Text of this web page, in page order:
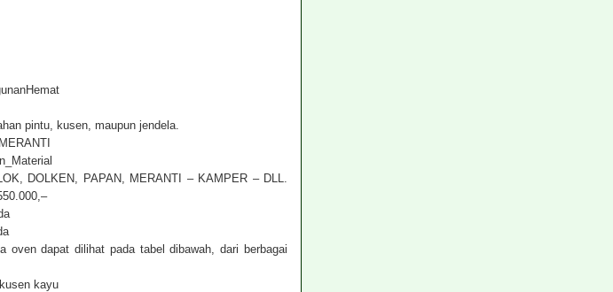
pintu, kusen, maupun jendela.
DOLKEN, PAPAN, MERANTI – KAMPER – DLL.
dapat dilihat pada tabel dibawah, dari berbagai
kayu